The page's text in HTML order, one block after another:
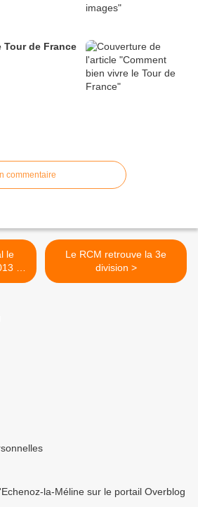
Tour de France
commentaire
à
Le RCM retrouve la 3e
division >
la-Méline sur le portail Overblog